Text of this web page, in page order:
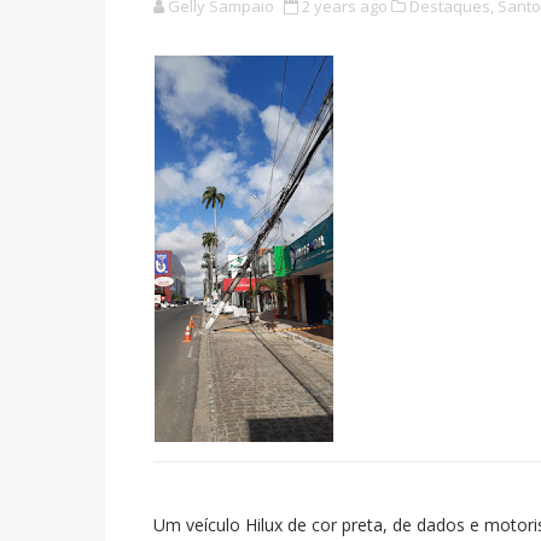
Gelly Sampaio 2 years ago Destaques,
Um veículo Hilux de cor preta, de dados e